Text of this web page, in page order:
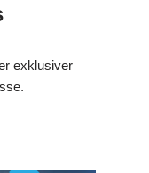
exklusiver